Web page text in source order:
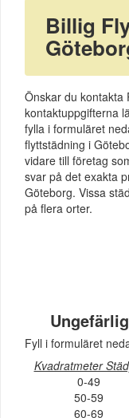
Billig
Önskar du kontakta
kontaktuppgifterna
fylla i formuläret
flyttstädning i
vidare till företag
svar på det exakta
Göteborg. Vissa
på flera orter.
Fyll i formuläret
Kvadratmeter
0-49
50-59
60-69